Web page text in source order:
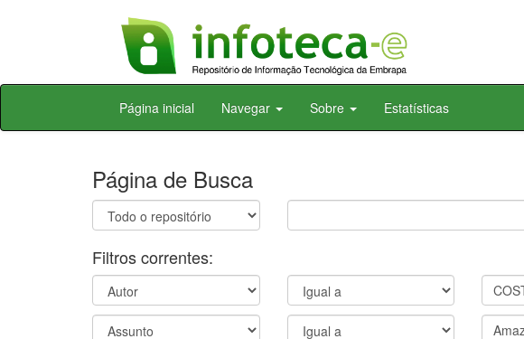
Skip
Página inicial Navegar Sobre Estatísticas
Página de Busca
Filtros correntes: